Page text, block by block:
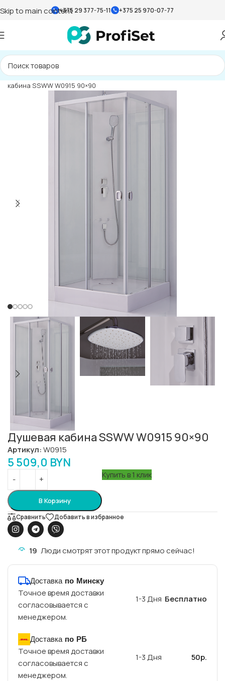
Skip to main content+375 29 377-75-11 +375 25 970-07-77
Главная страница»Каталог»Душевые кабины»Душевая
кабина SSWW W0915 90×90
Душевая кабина SSWW W0915 90×90
Артикул:W0915
5 509,0 BYN
В Корзину
Купить в 1 клик
Сравнить Добавить в избранное
19 Люди смотрят этот продукт прямо сейчас!
Доставкапо Минску
Точное время доставки
согласовывается с
менеджером.
1-3 Дня Бесплатно
Доставкапо РБ
Точное время доставки
согласовывается с
менеджером.
1-3 Дня 50р.